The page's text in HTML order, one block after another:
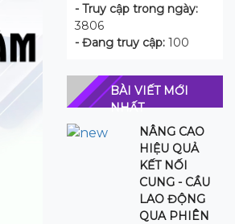
- Truy cập trong ngày:
3806
- Đang truy cập: 100
BÀI VIẾT MỚI
NHẤT
NÂNG CAO
HIỆU QUẢ
KẾT NỐI
CUNG - CẦU
LAO ĐỘNG
QUA PHIÊN